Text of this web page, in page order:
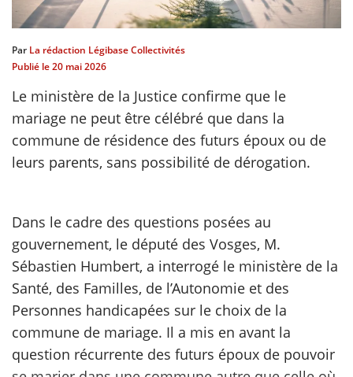
Par La rédaction Légibase Collectivités
Publié le20 mai 2026
Le ministère de la Justice confirme que le
mariage ne peut être célébré que dans la
commune de résidence des futurs époux ou de
leurs parents, sans possibilité de dérogation.
Dans le cadre des questions posées au
gouvernement, le député des Vosges, M.
Sébastien Humbert, a interrogé le ministère de la
Santé, des Familles, de l’Autonomie et des
Personnes handicapées sur le choix de la
commune de mariage. Il a mis en avant la
question récurrente des futurs époux de pouvoir